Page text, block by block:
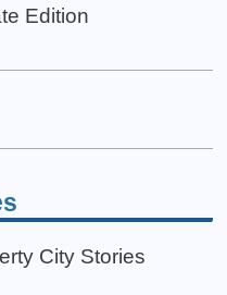
Edition
City Stories